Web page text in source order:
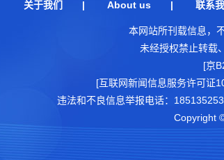
关于我们 | About us| 联系
本网站所刊载信息，
未经授权禁止转载
[京
[互联网新闻信息服务许可证
违法和不良信息举报电话：
Copyright